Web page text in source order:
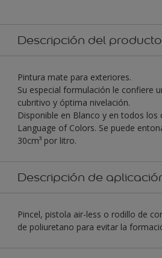
Descripción del producto
Pintura mate para exteriores.
Su especial formulación le confiere
cubritivo y óptima nivelación.
Disponible en Blanco y en todos los
Language of Colors. Se puede
30cm³ por litro.
Descripción de
Pincel, pistola air-less o rodillo de
de poliuretano para evitar la